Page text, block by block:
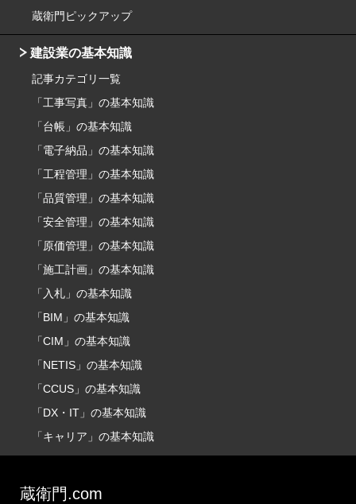
蔵衛門ピックアップ
建設業の基本知識
記事カテゴリ一覧
「工事写真」の基本知識
「台帳」の基本知識
「電子納品」の基本知識
「工程管理」の基本知識
「品質管理」の基本知識
「安全管理」の基本知識
「原価管理」の基本知識
「施工計画」の基本知識
「入札」の基本知識
「BIM」の基本知識
「CIM」の基本知識
「NETIS」の基本知識
「CCUS」の基本知識
「DX・IT」の基本知識
「キャリア」の基本知識
蔵衛門.com